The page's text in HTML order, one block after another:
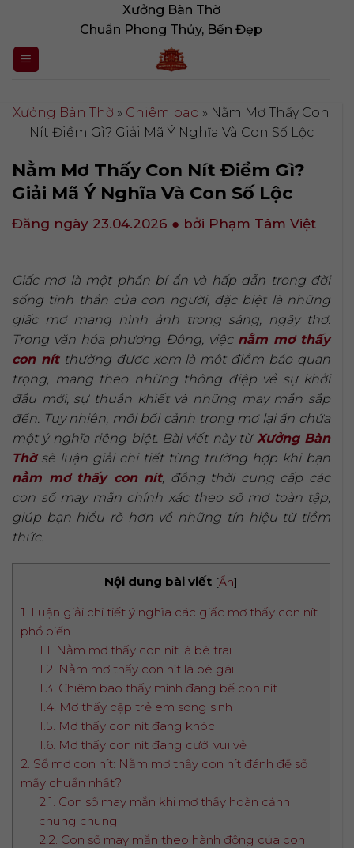
nội
dung
Xưởng Bàn Thờ
Chuẩn Phong Thủy, Bền Đẹp
Xưởng Bàn Thờ » Chiêm bao » Nằm Mơ Thấy Con
Nít Điềm Gì? Giải Mã Ý Nghĩa Và Con Số Lộc
Nằm Mơ Thấy Con Nít Điềm Gì?
Giải Mã Ý Nghĩa Và Con Số Lộc
Đăng ngày 23.04.2026 ● bởi Phạm Tâm Việt
Giấc mơ là một phần bí ẩn và hấp dẫn trong đời
sống tinh thần của con người, đặc biệt là những
giấc mơ mang hình ảnh trong sáng, ngây thơ.
Trong văn hóa phương Đông, việc nằm mơ thấy
con nítthường được xem là một điềm báo quan
trọng, mang theo những thông điệp về sự khởi
đầu mới, sự thuần khiết và những may mắn sắp
đến. Tuy nhiên, mỗi bối cảnh trong mơ lại ẩn chứa
một ý nghĩa riêng biệt. Bài viết này từ Xưởng Bàn
Thờsẽ luận giải chi tiết từng trường hợp khi bạn
nằm mơ thấy con nít, đồng thời cung cấp các
con số may mắn chính xác theo sổ mơ toàn tập,
giúp bạn hiểu rõ hơn về những tín hiệu từ tiềm
thức.
Nội dung bài viết [Ẩn]
1. Luận giải chi tiết ý nghĩa các giấc mơ thấy con nít
phổ biến
1.1. Nằm mơ thấy con nít là bé trai
1.2. Nằm mơ thấy con nít là bé gái
1.3. Chiêm bao thấy mình đang bế con nít
1.4. Mơ thấy cặp trẻ em song sinh
1.5. Mơ thấy con nít đang khóc
1.6. Mơ thấy con nít đang cười vui vẻ
2. Sổ mơ con nít: Nằm mơ thấy con nít đánh đề số
mấy chuẩn nhất?
2.1. Con số may mắn khi mơ thấy hoàn cảnh
chung chung
2.2. Con số may mắn theo hành động của con